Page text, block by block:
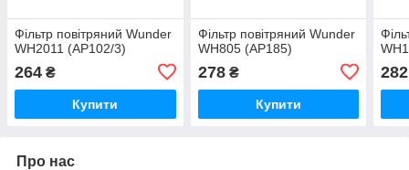
Фільтр повітряний Wunder
WH2011 (AP102/3)
264 ₴
Купити
Фільтр повітряний Wunder
WH805 (AP185)
278₴
Купити
282
Про нас